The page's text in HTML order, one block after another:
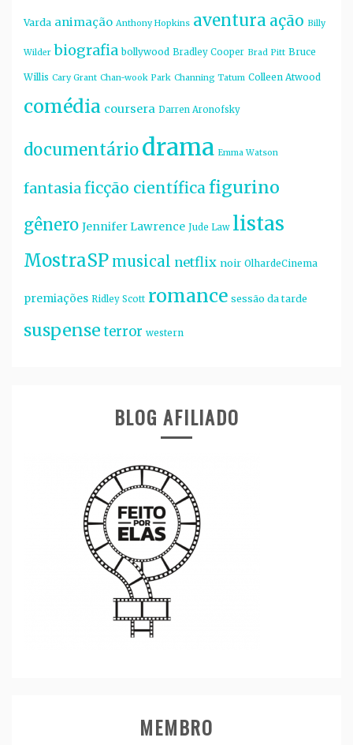
Varda animação Anthony Hopkins aventura ação Billy
Wilder biografia bollywood Bradley Cooper Brad Pitt Bruce
Willis Cary Grant Chan-wook Park Channing Tatum Colleen Atwood
comédia coursera Darren Aronofsky
documentáriodrama Emma Watson
fantasiaficção científicafigurino
gênero Jennifer Lawrence Jude Law listas
MostraSP musical netflix noir OlhardeCinema
premiações Ridley Scott romance sessão da tarde
suspense terror western
BLOG AFILIADO
MEMBRO